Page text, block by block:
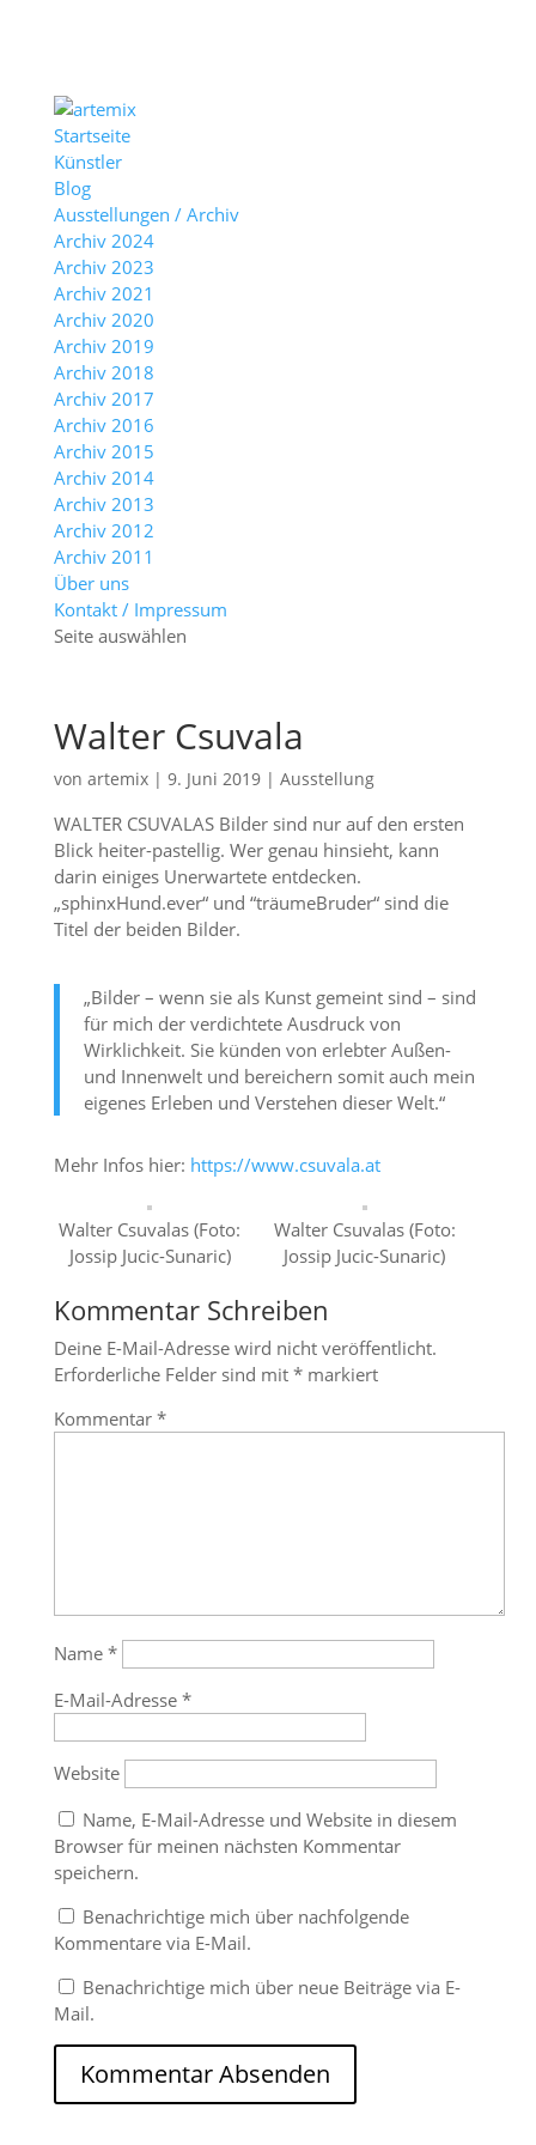
Startseite
Künstler
Blog
Ausstellungen / Archiv
Archiv 2024
Archiv 2023
Archiv 2021
Archiv 2020
Archiv 2019
Archiv 2018
Archiv 2017
Archiv 2016
Archiv 2015
Archiv 2014
Archiv 2013
Archiv 2012
Archiv 2011
Über uns
Kontakt / Impressum
Seite auswählen
Walter Csuvala
von artemix| 9. Juni 2019| Ausstellung
WALTER CSUVALAS Bilder sind nur auf den ersten
Blick heiter-pastellig. Wer genau hinsieht, kann
darin einiges Unerwartete entdecken.
„sphinxHund.ever“ und “träumeBruder“ sind die
Titel der beiden Bilder.
„Bilder – wenn sie als Kunst gemeint sind – sind
für mich der verdichtete Ausdruck von
Wirklichkeit. Sie künden von erlebter Außen-
und Innenwelt und bereichern somit auch mein
eigenes Erleben und Verstehen dieser Welt.“
Mehr Infos hier: https://www.csuvala.at
Walter Csuvalas (Foto:
Jossip Jucic-Sunaric)
Walter Csuvalas (Foto:
Jossip Jucic-Sunaric)
Kommentar Schreiben
Deine E-Mail-Adresse wird nicht veröffentlicht.
Erforderliche Felder sind mit *markiert
Kommentar *
Name *
E-Mail-Adresse *
Website
Name, E-Mail-Adresse und Website in diesem
Browser für meinen nächsten Kommentar
speichern.
Benachrichtige mich über nachfolgende
Kommentare via E-Mail.
Benachrichtige mich über neue Beiträge via E-
Mail.